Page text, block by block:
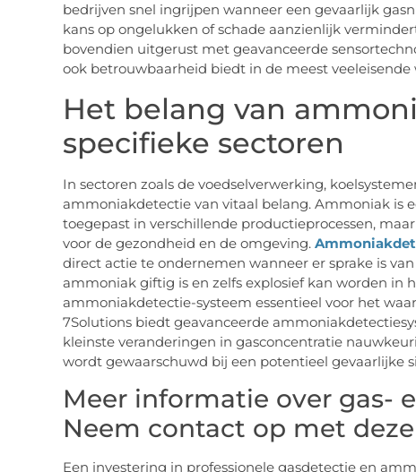
bedrijven snel ingrijpen wanneer een gevaarlijk
kans op ongelukken of schade aanzienlijk
bovendien uitgerust met geavanceerde
ook betrouwbaarheid biedt in de meest
Het belang van
specifieke sectoren
In sectoren zoals de voedselverwerking,
ammoniakdetectie van vitaal belang. Ammoniak is
toegepast in verschillende productieprocessen,
voor de gezondheid en de omgeving.
direct actie te ondernemen wanneer er sprake is
ammoniak giftig is en zelfs explosief kan worden in
ammoniakdetectie-systeem essentieel voor het
7Solutions biedt geavanceerde
kleinste veranderingen in gasconcentratie
wordt gewaarschuwd bij een potentieel gevaarlijke
Meer informatie over gas-
Neem contact op met
Een investering in professionele gasdetectie en